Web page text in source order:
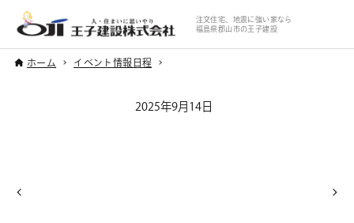
注文住宅、地震に強い家なら
福島県郡山市の王子建設
ホーム イベント情報日程
2025年9月14日